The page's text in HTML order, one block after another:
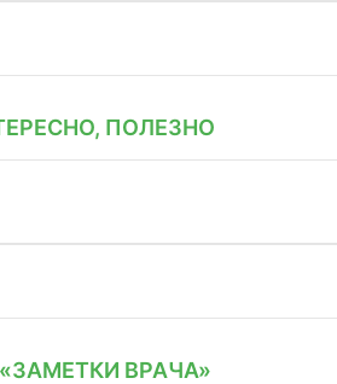
ПОЛЕЗНО
ВРАЧА»